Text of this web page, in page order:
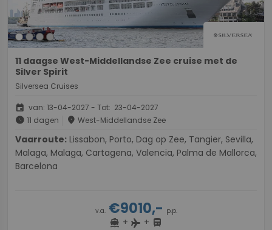
11 daagse West-Middellandse Zee cruise met de
Silver Spirit
Silversea Cruises
event van: 13-04-2027 - Tot: 23-04-2027
schedule 11 dagen place West-Middellandse Zee
Vaarroute:
Malaga, Malaga, Cartagena, Valencia, Palma de Mallorca,
Barcelona
v.a.€9010,- p.p.
directions_boat + flight + directions_bus